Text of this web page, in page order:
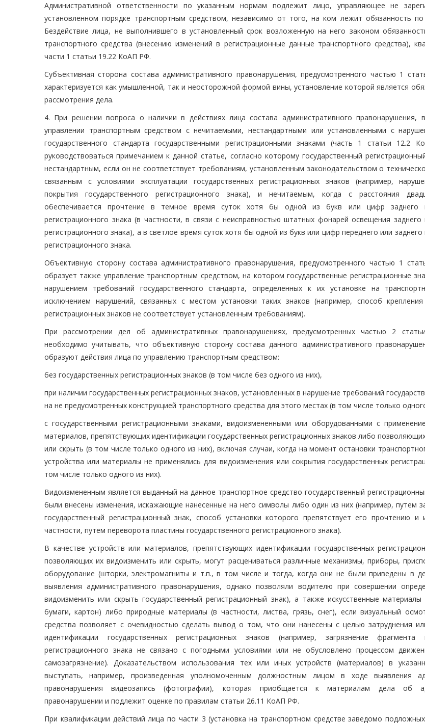
Административной ответственности по указанным нормам подлежит лицо, управляющее не
установленном порядке транспортным средством, независимо от того, на ком лежит обязанность по
Бездействие лица, не выполнившего в установленный срок возложенную на него законом
транспортного средства (внесению изменений в регистрационные данные транспортного средства),
части 1 статьи 19.22 КоАП РФ.
Субъективная сторона состава административного правонарушения, предусмотренного частью 1
характеризуется как умышленной, так и неосторожной формой вины, установление которой является
рассмотрения дела.
4. При решении вопроса о наличии в действиях лица состава административного правонарушения,
управлении транспортным средством с нечитаемыми, нестандартными или установленными с
государственного стандарта государственными регистрационными знаками (часть 1 статьи 12.2
руководствоваться примечанием к данной статье, согласно которому государственный
нестандартным, если он не соответствует требованиям, установленным законодательством о
связанным с условиями эксплуатации государственных регистрационных знаков (например,
покрытия государственного регистрационного знака), и нечитаемым, когда с расстояния
обеспечивается прочтение в темное время суток хотя бы одной из букв или цифр заднего
регистрационного знака (в частности, в связи с неисправностью штатных фонарей освещения заднего
регистрационного знака), а в светлое время суток хотя бы одной из букв или цифр переднего или заднего
регистрационного знака.
Объективную сторону состава административного правонарушения, предусмотренного частью 1
образует также управление транспортным средством, на котором государственные регистрационные
нарушением требований государственного стандарта, определенных к их установке на
исключением нарушений, связанных с местом установки таких знаков (например, способ крепления
регистрационных знаков не соответствует установленным требованиям).
При рассмотрении дел об административных правонарушениях, предусмотренных частью 2
необходимо учитывать, что объективную сторону состава данного административного
образуют действия лица по управлению транспортным средством:
без государственных регистрационных знаков (в том числе без одного из них),
при наличии государственных регистрационных знаков, установленных в нарушение требований
на не предусмотренных конструкцией транспортного средства для этого местах (в том числе только
с государственными регистрационными знаками, видоизмененными или оборудованными с
материалов, препятствующих идентификации государственных регистрационных знаков либо
или скрыть (в том числе только одного из них), включая случаи, когда на момент остановки
устройства или материалы не применялись для видоизменения или сокрытия государственных
том числе только одного из них).
Видоизмененным является выданный на данное транспортное средство государственный
были внесены изменения, искажающие нанесенные на него символы либо один из них (например, путем
государственный регистрационный знак, способ установки которого препятствует его прочтению и
частности, путем переворота пластины государственного регистрационного знака).
В качестве устройств или материалов, препятствующих идентификации государственных
позволяющих их видоизменить или скрыть, могут расцениваться различные механизмы, приборы,
оборудование (шторки, электромагниты и т.п., в том числе и тогда, когда они не были приведены в
выявления административного правонарушения, однако позволяли водителю при совершении
видоизменить или скрыть государственный регистрационный знак), а также искусственные
бумаги, картон) либо природные материалы (в частности, листва, грязь, снег), если визуальный
средства позволяет с очевидностью сделать вывод о том, что они нанесены с целью затруднения
идентификации государственных регистрационных знаков (например, загрязнение фрагмента
регистрационного знака не связано с погодными условиями или не обусловлено процессом
самозагрязнение). Доказательством использования тех или иных устройств (материалов) в
выступать, например, произведенная уполномоченным должностным лицом в ходе выявления
правонарушения видеозапись (фотографии), которая приобщается к материалам дела об
правонарушении и подлежит оценке по правилам статьи 26.11 КоАП РФ.
При квалификации действий лица по части 3 (установка на транспортном средстве заведомо